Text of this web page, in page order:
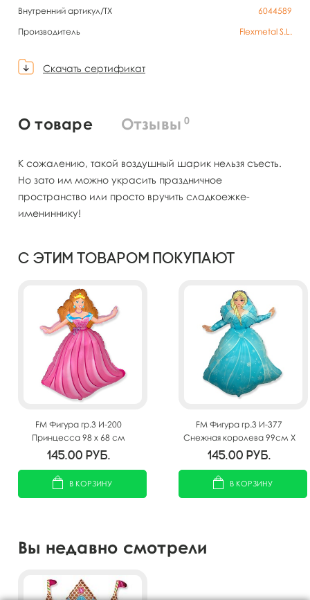
Внутренний артикул/TX
6044589
Производитель
Flexmetal S.L.
Скачать сертификат
О товаре Отзывы 0
К сожалению, такой воздушный шарик нельзя съесть.
Но зато им можно украсить праздничное
пространство или просто вручить сладкоежке-
имениннику!
С этим товаром покупают
FM Фигура гр.3 И-200
Принцесса 98 x 68 см
145.00 руб.
В КОРЗИНУ
FM Фигура гр.3 И-377
Снежная королева 99см X
69см
145.00 руб.
В КОРЗИНУ
Вы недавно смотрели